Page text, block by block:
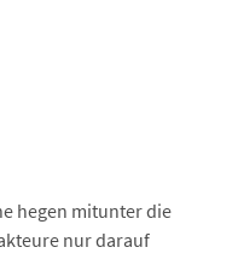
hegen mitunter die
nur darauf